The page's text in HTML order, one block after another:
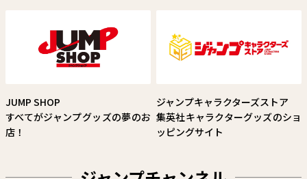
JUMP SHOP
すべてがジャンプグッズの夢のお
店！
ジャンプキャラクターズストア
集英社キャラクターグッズのショ
ッピングサイト